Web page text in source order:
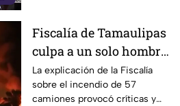
Fiscalía de Tamaulipas
culpa a un solo hombre
por el incendio de un
lote 47 camiones de
La explicación de la Fiscalía
sobre el incendio de 57
camiones provocó críticas y